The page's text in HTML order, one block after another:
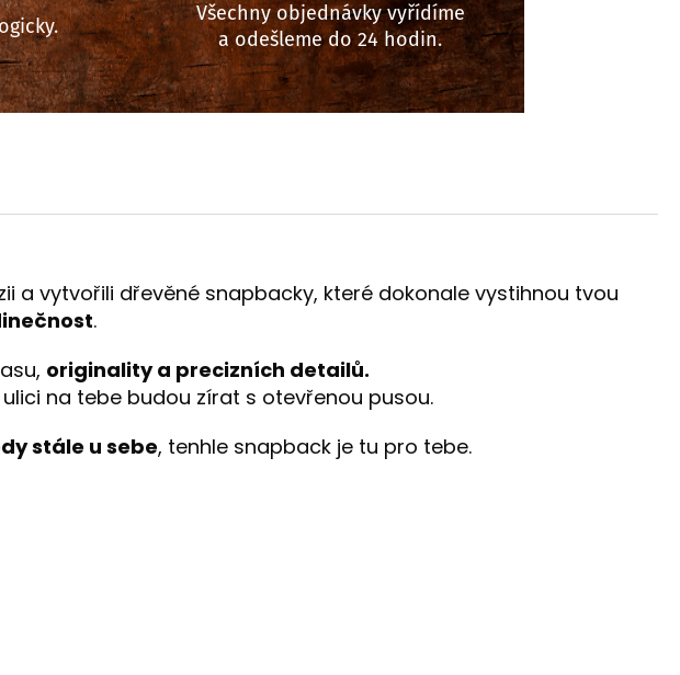
Všechny objednávky vyřídíme
a odešleme do 24 hodin.
a vytvořili dřevěné snapbacky, které dokonale vystihnou tvou
.
originality a precizních detailů.
na tebe budou zírat s otevřenou pusou.
stále u sebe, tenhle snapback je tu pro tebe.